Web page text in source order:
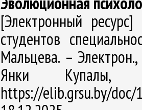
[Электронный
студентов
Мальцева. –
Янки
https://elib.grsu.by/